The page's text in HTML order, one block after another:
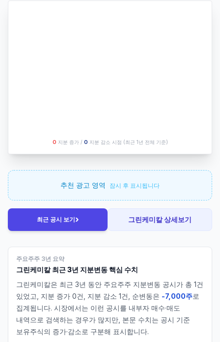
O 지분 증가 / O 지분 감소 시점 (최근 1년 전체 기준)
추천 광고 영역 잠시 후 표시됩니다
최근 공시 보기› 그린케미칼상세보기
주요주주 3년 요약
그린케미칼최근 3년 지분변동 핵심 수치
그린케미칼은 최근 3년 동안 주요주주 지분변동 공시가 총 1건
있었고, 지분 증가 0건, 지분 감소 1건, 순변동은 -7,000주로
집계됩니다. 시장에서는 이런 공시를 내부자 매수·매도
내역으로 검색하는 경우가 많지만, 본문 수치는 공시 기준
보유주식의 증가·감소로 구분해 표시합니다.